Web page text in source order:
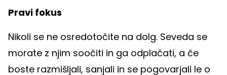
Pravi fokus
Nikoli se ne osredotočite na dolg. Seveda se
morate z njim soočiti in ga odplačati, a če
boste razmišljali, sanjali in se pogovarjali le o